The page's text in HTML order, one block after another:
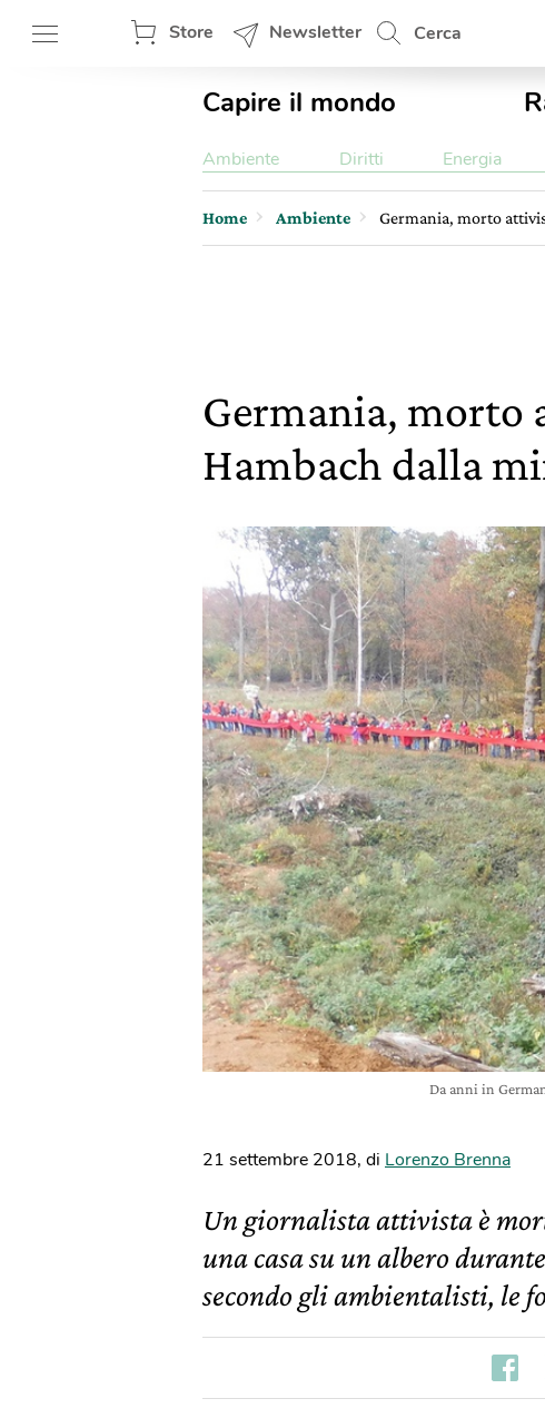
Store Newsletter Cerca
Capire il mondo
Ambiente Diritti Energia
Home Ambiente Germania, morto
Germania, morto
Hambach dalla
Da anni in
21 settembre 2018, di Lorenzo Brenna
Un giornalista attivista è
una casa su un albero
secondo gli ambientalisti, le